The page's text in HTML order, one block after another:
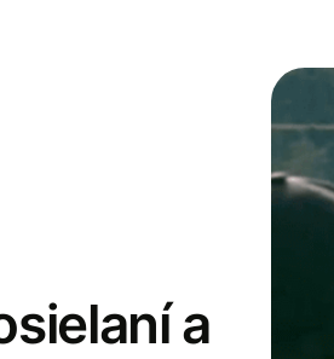
a